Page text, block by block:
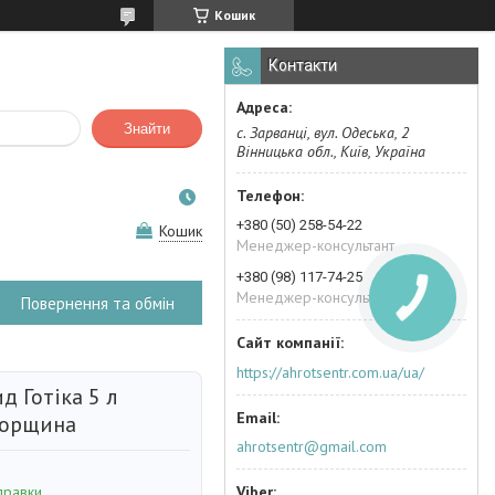
Кошик
Знайти
Кошик
Повернення та обмін
Готіка 5 л
Контакти
с. Зарванці, вул. Одеська, 2
Вінницька обл., Київ, Україна
+380 (50) 258-54-22
Менеджер-консультант
+380 (98) 117-74-25
Менеджер-консультант
https://ahrotsentr.com.ua/ua/
ahrotsentr@gmail.com